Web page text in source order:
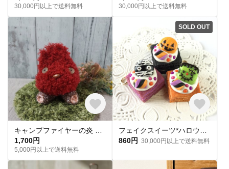
30,000円以上で送料無料 30,000円以上で送料無料
1,700円
5,000円以上で送料無料
SOLD OUT
860円 30,000円以上で送料無料